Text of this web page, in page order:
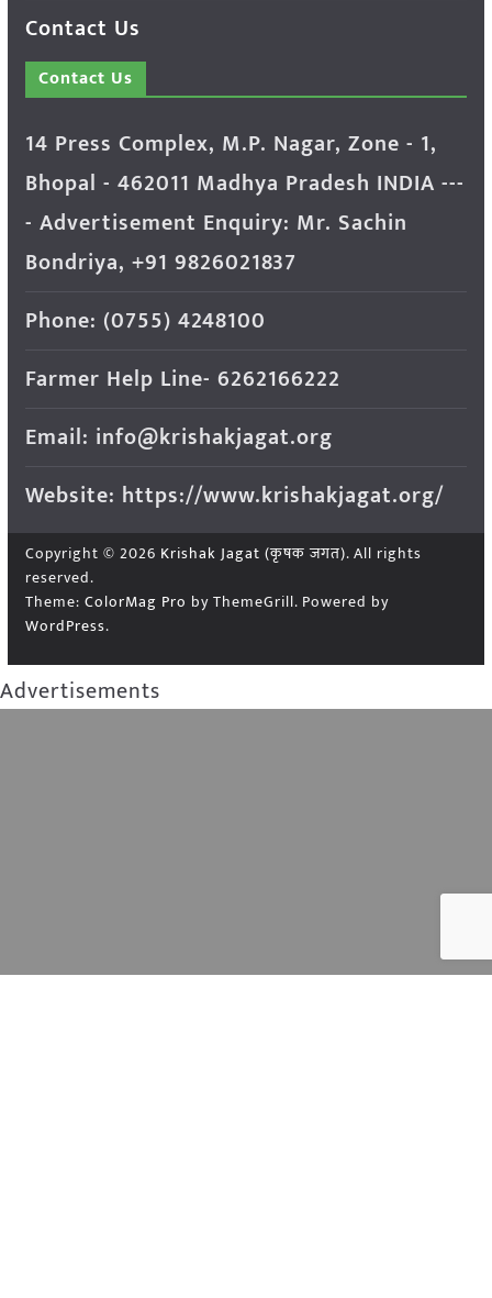
Contact Us
Contact Us
14 Press Complex, M.P. Nagar, Zone - 1,
Bhopal - 462011 Madhya Pradesh INDIA ---
- Advertisement Enquiry: Mr. Sachin
Bondriya, +91 9826021837
Phone: (0755) 4248100
Farmer Help Line- 6262166222
Email: info@krishakjagat.org
Website: https://www.krishakjagat.org/
Copyright © 2026 Krishak Jagat (कृषक जगत). All rights
reserved.
Theme: ColorMag Pro by ThemeGrill. Powered by
WordPress.
Advertisements